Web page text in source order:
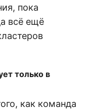
пока
всё ещё
только в
как команда